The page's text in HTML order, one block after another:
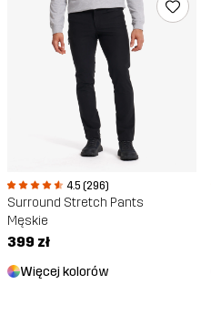
4.5 (296)
Surround Stretch Pants
Męskie
399 zł
Więcej kolorów